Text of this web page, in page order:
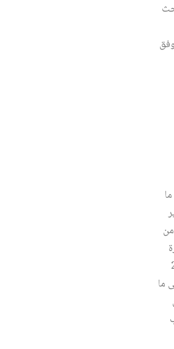
إلى اليوم، وفق
ما يقرب من
ولأن ما جرى في 25
ما